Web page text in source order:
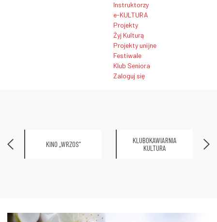
Instruktorzy
e-KULTURA
Projekty
Żyj Kulturą
Projekty unijne
Festiwale
Klub Seniora
Zaloguj się
KINO „WRZOS”
KLUBOKAWIARNIA
KULTURA